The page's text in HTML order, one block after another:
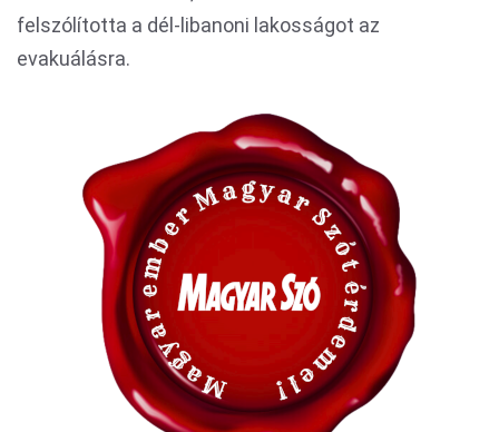
felszólította a dél-libanoni lakosságot az
evakuálásra.